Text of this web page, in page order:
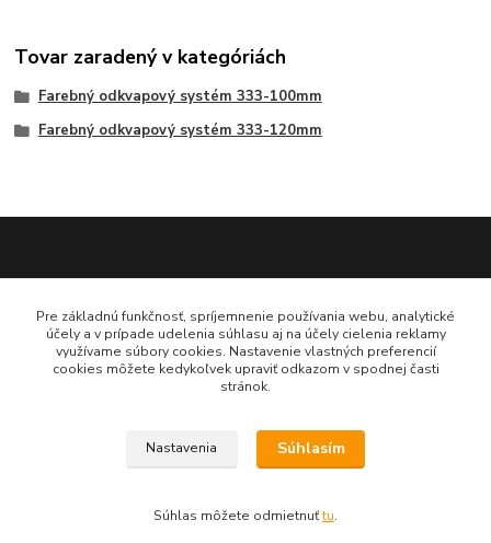
Tovar zaradený v kategóriách
Farebný odkvapový systém 333-100mm
Farebný odkvapový systém 333-120mm
0948 484 313
Po-Pia 7:30-16:00 hod
doplnkykstrecham@gmail.com
Vytvorené na Eshop-rychlo.sk
Pre základnú funkčnosť, spríjemnenie používania webu, analytické
účely a v prípade udelenia súhlasu aj na účely cielenia reklamy
využívame súbory cookies. Nastavenie vlastných preferencií
cookies môžete kedykoľvek upraviť odkazom v spodnej časti
stránok.
Nastavenia Súhlasím
Súhlas môžete odmietnuťtu.